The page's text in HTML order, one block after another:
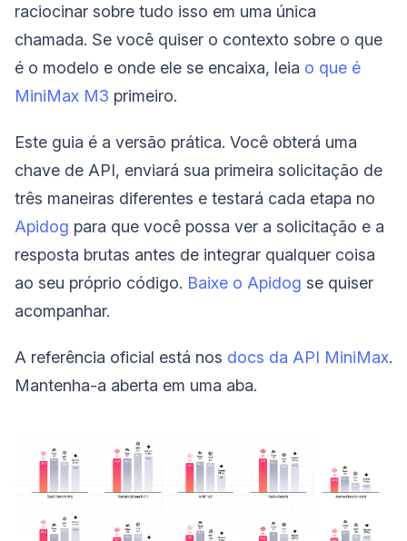
raciocinar sobre tudo isso em uma única
chamada. Se você quiser o contexto sobre o que
é o modelo e onde ele se encaixa, leia o que é
MiniMax M3 primeiro.
Este guia é a versão prática. Você obterá uma
chave de API, enviará sua primeira solicitação de
três maneiras diferentes e testará cada etapa no
Apidog para que você possa ver a solicitação e a
resposta brutas antes de integrar qualquer coisa
ao seu próprio código. Baixe o Apidog se quiser
acompanhar.
A referência oficial está nos docs da API MiniMax.
Mantenha-a aberta em uma aba.